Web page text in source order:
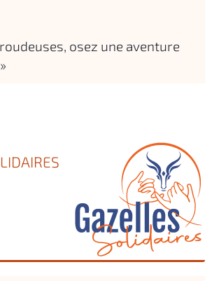
osez une aventure